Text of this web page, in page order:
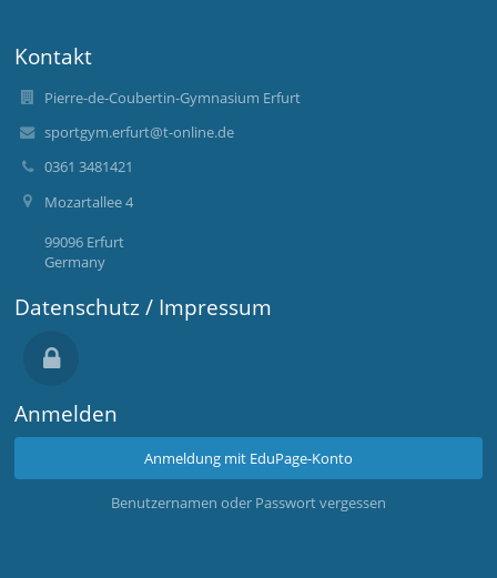
Kontakt
Pierre-de-Coubertin-Gymnasium Erfurt
sportgym.erfurt@t-online.de
0361 3481421
Mozartallee 4
99096 Erfurt
Germany
Datenschutz / Impressum
Anmelden
Anmeldung mit EduPage-Konto
Benutzernamen oder Passwort vergessen